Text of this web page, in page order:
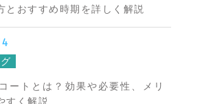
とおすすめ時期を詳しく解説
ートとは？効果や必要性、メリ
すく解説